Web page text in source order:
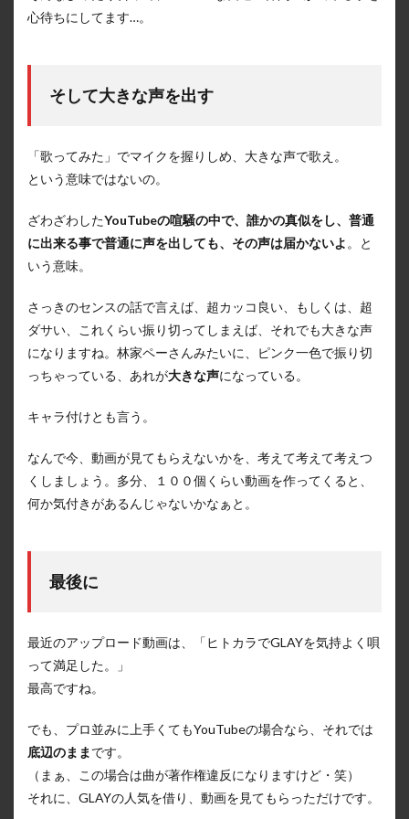
心待ちにしてます…。
そして大きな声を出す
「歌ってみた」でマイクを握りしめ、大きな声で歌え。
という意味ではないの。
ざわざわしたYouTubeの喧騒の中で、誰かの真似をし、普通
に出来る事で普通に声を出しても、その声は届かないよ 。と
いう意味。
さっきのセンスの話で言えば、超カッコ良い、もしくは、超
ダサい、これくらい振り切ってしまえば、それでも大きな声
になりますね。林家ペーさんみたいに、ピンク一色で振り切
っちゃっている、あれが大きな声になっている。
キャラ付けとも言う。
なんで今、動画が見てもらえないかを、考えて考えて考えつ
くしましょう。多分、１００個くらい動画を作ってくると、
何か気付きがあるんじゃないかなぁと。
最後に
最近のアップロード動画は、「ヒトカラでGLAYを気持よく唄
って満足した。」
最高ですね。
でも、プロ並みに上手くてもYouTubeの場合なら、それでは
底辺のまま です。
（まぁ、この場合は曲が著作権違反になりますけど・笑）
それに、GLAYの人気を借り、動画を見てもらっただけです。